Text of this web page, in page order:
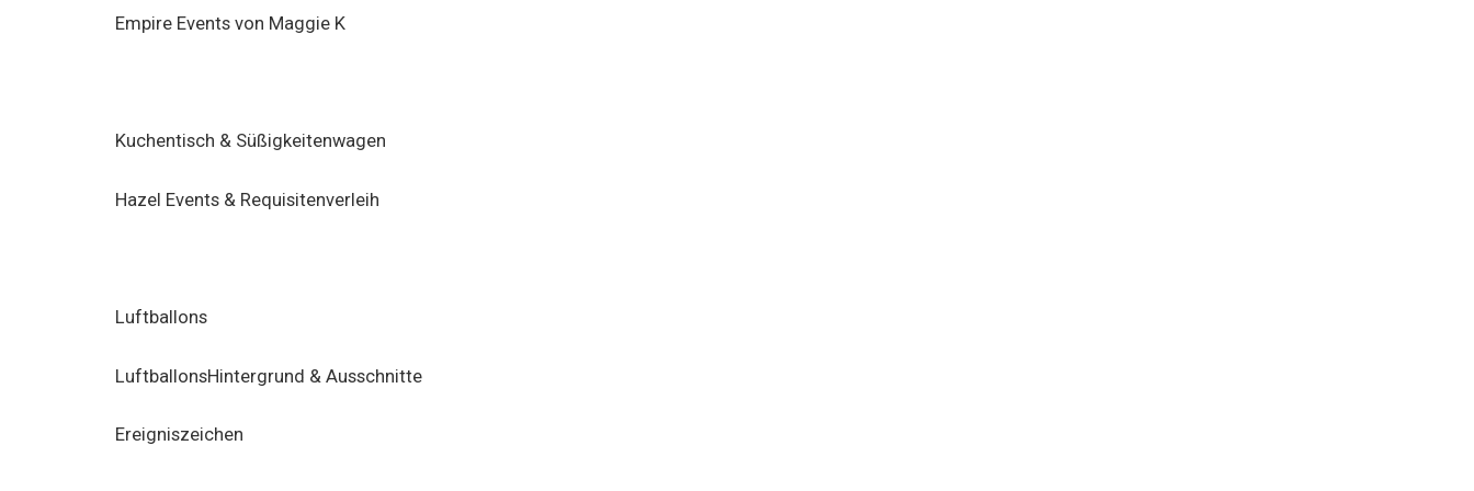
Empire Events von Maggie K
Kuchentisch & Süßigkeitenwagen
Hazel Events & Requisitenverleih
Luftballons
LuftballonsHintergrund & Ausschnitte
Ereigniszeichen